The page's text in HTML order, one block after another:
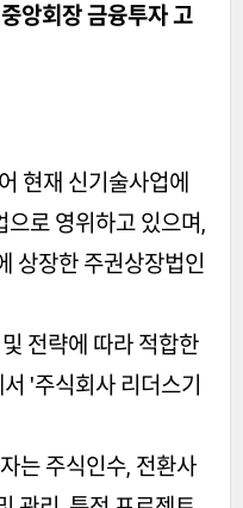
앙회장 금융투자 고
현재 신기술사업에
으로 영위하고 있으며,
상장한 주권상장법인
전략에 따라 적합한
'주식회사 리더스기
는 주식인수, 전환사